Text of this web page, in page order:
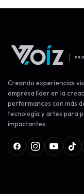
Creando experiencias
empresa líder en la
performances con más
tecnología y artes para
impactantes.